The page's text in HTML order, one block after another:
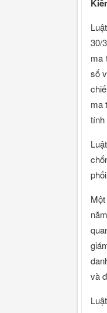
30/
ma
số
ma
tính
và